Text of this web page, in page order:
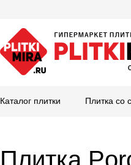
Каталог плитки Плитка со
Плитка